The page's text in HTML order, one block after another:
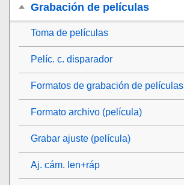
Grabación de películas
Toma de películas
Pelíc. c. disparador
Formatos de grabación de películas
Formato archivo (película)
Grabar ajuste (película)
Aj. cám. len+ráp